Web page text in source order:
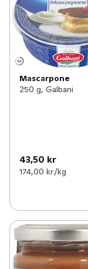
Mascarpone
250 g, Galbani
43,50 kr
174,00 kr /kg